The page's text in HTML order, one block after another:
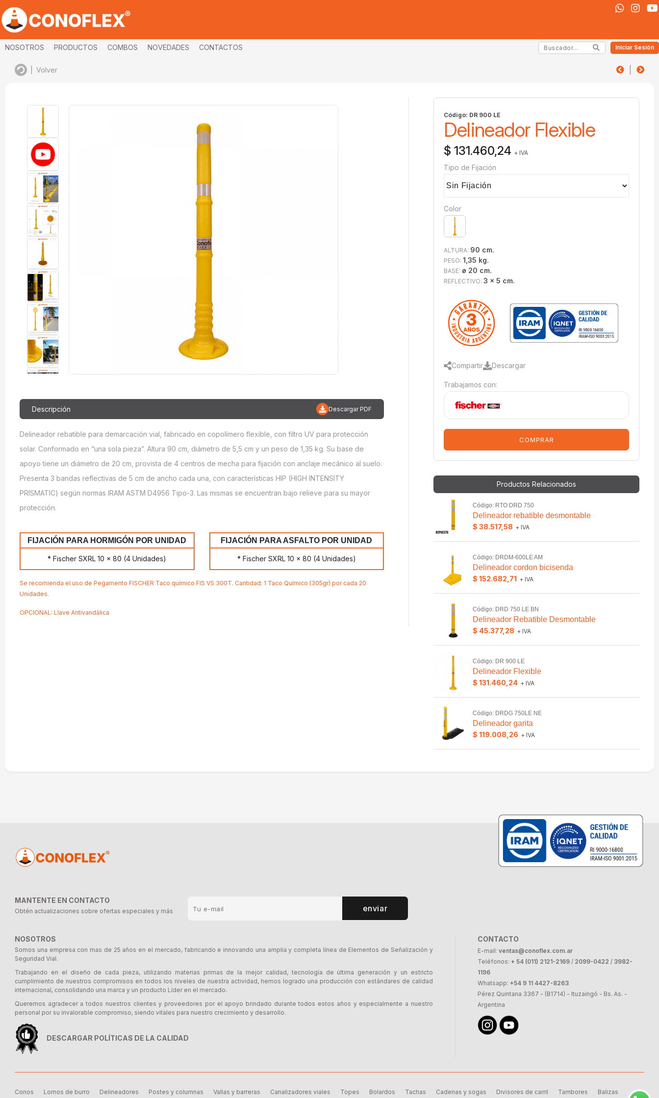
NOSOTROS PRODUCTOS COMBOS NOVEDADES CONTACTOS Iniciar Sesión
Volver
Código: DR 900 LE
Delineador Flexible
$ 131.460,24 + IVA
Tipo de Fijación
Color
ALTURA: 90 cm.
PESO: 1,35 kg.
BASE: ø 20 cm.
REFLECTIVO: 3 x 5 cm.
Compartir Descargar
Trabajamos con:
COMPRAR
Productos Relacionados
Código: RTO DRD 750
Delineador rebatible desmontable
$ 38.517,58 + IVA
Código: DRDM-600LE AM
Delineador cordon bicisenda
$ 152.682,71 + IVA
Código: DRD 750 LE BN
Delineador Rebatible Desmontable
$ 45.377,28 + IVA
Código: DR 900 LE
Delineador Flexible
$ 131.460,24 + IVA
Código: DRDG 750LE NE
Delineador garita
$ 119.008,26 + IVA
Descripción Descargar PDF
Delineador rebatible para demarcación vial, fabricado en copolímero flexible, con filtro UV para protección
solar. Conformado en “una sola pieza”. Altura 90 cm, diámetro de 5,5 cm y un peso de 1,35 kg. Su base de
apoyo tiene un diámetro de 20 cm, provista de 4 centros de mecha para fijación con anclaje mecánico al suelo.
Presenta 3 bandas reflectivas de 5 cm de ancho cada una, con características HIP (HIGH INTENSITY
PRISMATIC) según normas IRAM ASTM D4956 Tipo-3. Las mismas se encuentran bajo relieve para su mayor
protección.
FIJACIÓN PARA HORMIGÓN POR UNIDAD
* Fischer SXRL 10 x 80 (4 Unidades)
FIJACIÓN PARA ASFALTO POR UNIDAD
* Fischer SXRL 10 x 80 (4 Unidades)
Se recomienda el uso de Pegamento FISCHER Taco químico FIS VS 300T. Cantidad: 1 Taco Químico (305gr) por cada 20
Unidades.
OPCIONAL: Llave Antivandálica
MANTENTE EN CONTACTO
Obtén actualizaciones sobre ofertas especiales y más enviar
NOSOTROS
Somos una empresa con mas de 25 años en el mercado, fabricando e innovando una amplia y completa línea de Elementos de Señalización y
Seguridad Vial.
Trabajando en el diseño de cada pieza, utilizando materias primas de la mejor calidad, tecnología de última generación y un estricto
cumplimiento de nuestros compromisos en todos los niveles de nuestra actividad, hemos logrado una producción con estándares de calidad
internacional, consolidando una marca y un producto Líder en el mercado.
Queremos agradecer a todos nuestros clientes y proveedores por el apoyo brindado durante todos estos años y especialmente a nuestro
personal por su invalorable compromiso, siendo vitales para nuestro crecimiento y desarrollo.
DESCARGAR POLÍTICAS DE LA CALIDAD
CONTACTO
E-mail: ventas@conoflex.com.ar
Teléfonos: + 54 (011) 2121-2169/ 2099-0422 / 3982-
1196
Whatsapp: +54 9 11 4427-8263
Pérez Quintana 3367 - (B1714) - Ituzaingó - Bs. As. -
Argentina
Conos Lomos de burro Delineadores Postes y columnas Vallas y barreras Canalizadores viales Topes Bolardos Tachas Cadenas y sogas Divisores de carril Tambores Balizas